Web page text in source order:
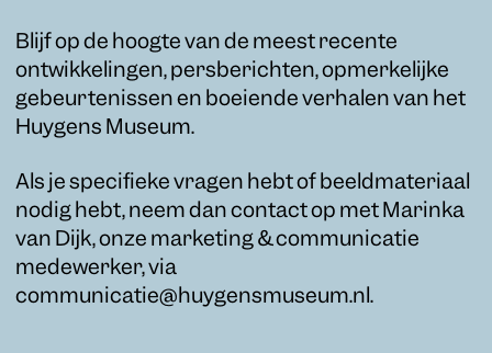
Zien en doen→
Verhuur →
Educatie →
Huygens Museum→
Privacy en cookies →
Blijf op de hoogte van de meest recente
ontwikkelingen, persberichten, opmerkelijke
gebeurtenissen en boeiende verhalen van het
Huygens Museum.
Als je specifieke vragen hebt of beeldmateriaal
nodig hebt, neem dan contact op met Marinka
van Dijk, onze marketing & communicatie
medewerker, via
communicatie@huygensmuseum.nl.